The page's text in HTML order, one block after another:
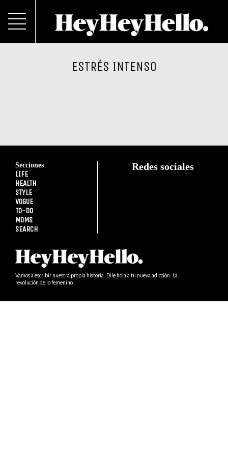
ESTRÉS INTENSO
Secciones
LIFE
HEALTH
STYLE
VOGUE
TO-DO
MOMS
SEARCH
Redes sociales
Vamos a escribir nuestra propia historia. Dile hola a tu nueva adicción. La
revolución de lo femenino.